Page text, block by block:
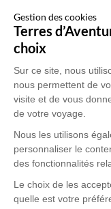
Gestion des cookies
Terres
choix
Sur ce site, nous
nous permettent de
visite et de vous
de votre voyage.
Nous les utilisons
personnaliser le
des fonctionnalités
Le choix de les
quelle est votre